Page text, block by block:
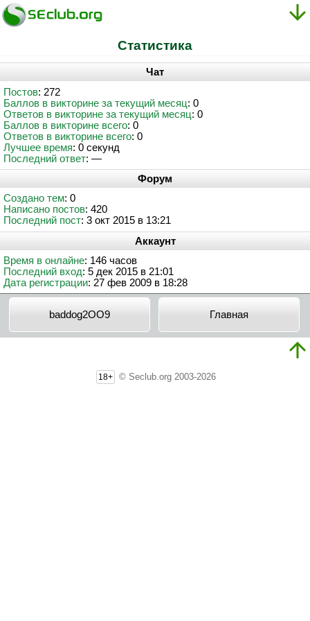
Статистика
Чат
Постов: 272
Баллов в викторине за текущий месяц: 0
Ответов в викторине за текущий месяц: 0
Баллов в викторине всего: 0
Ответов в викторине всего: 0
Лучшее время: 0 секунд
Последний ответ: —
Форум
Создано тем: 0
Написано постов: 420
Последний пост: 3 окт 2015 в 13:21
Аккаунт
Время в онлайне: 146 часов
Последний вход: 5 дек 2015 в 21:01
Дата регистрации: 27 фев 2009 в 18:28
baddog2OO9 Главная
18+ © Seclub.org 2003-2026